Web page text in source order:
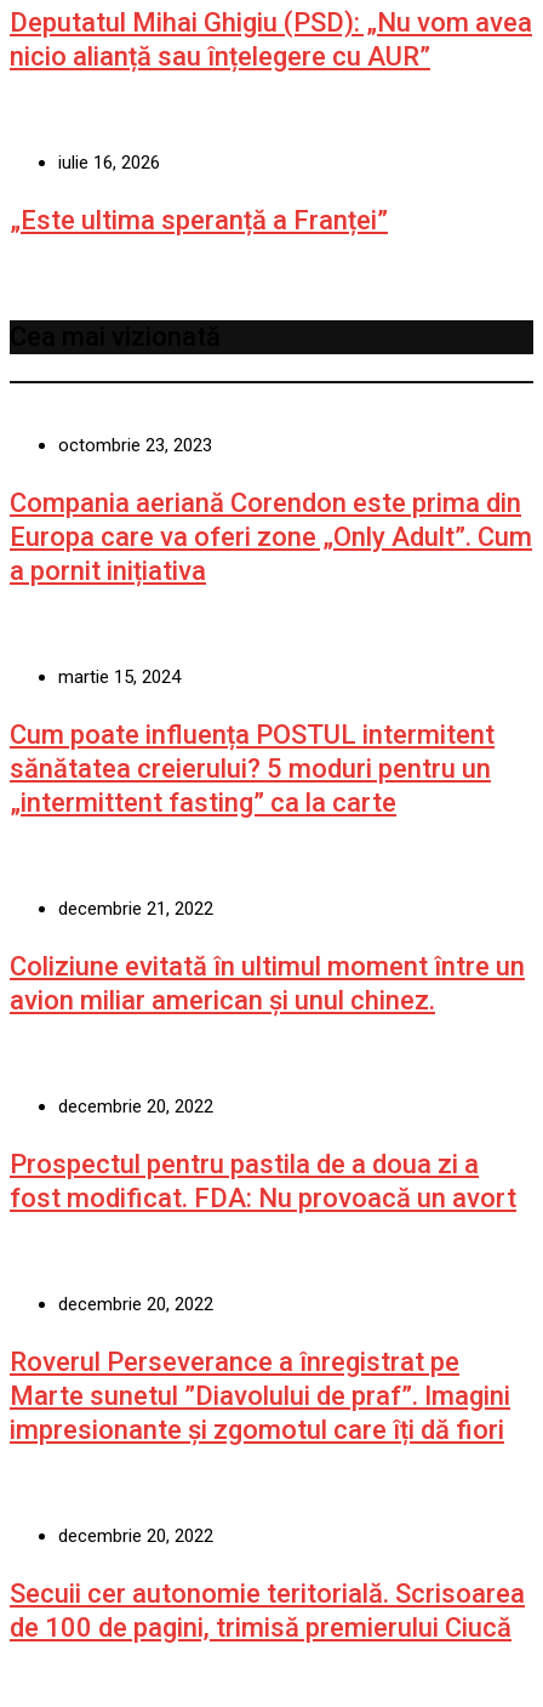
Deputatul Mihai Ghigiu (PSD): „Nu vom avea
nicio alianță sau înțelegere cu AUR”
iulie 16, 2026
„Este ultima speranță a Franței”
octombrie 23, 2023
Compania aeriană Corendon este prima din
Europa care va oferi zone „Only Adult”. Cum
a pornit inițiativa
martie 15, 2024
Cum poate influența POSTUL intermitent
sănătatea creierului? 5 moduri pentru un
„intermittent fasting” ca la carte
decembrie 21, 2022
Coliziune evitată în ultimul moment între un
avion miliar american şi unul chinez.
decembrie 20, 2022
Prospectul pentru pastila de a doua zi a
fost modificat. FDA: Nu provoacă un avort
decembrie 20, 2022
Roverul Perseverance a înregistrat pe
Marte sunetul ”Diavolului de praf”. Imagini
impresionante și zgomotul care îți dă fiori
decembrie 20, 2022
Secuii cer autonomie teritorială. Scrisoarea
de 100 de pagini, trimisă premierului Ciucă